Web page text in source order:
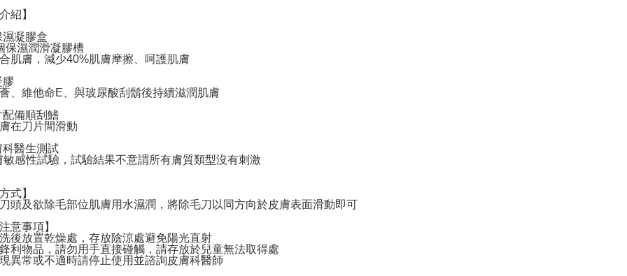
紹】
濕凝膠盒
保濕潤滑凝膠槽
肌膚，減少40%肌膚摩擦、呵護肌膚
膠
、維他命E、與玻尿酸刮鬍後持續滋潤肌膚
配備順刮鰭
在刀片間滑動
科醫生測試
敏感性試驗，試驗結果不意謂所有膚質類型沒有刺激
式】
頭及欲除毛部位肌膚用水濕潤，將除毛刀以同方向於皮膚表面滑動即可
意事項】
後放置乾燥處，存放陰涼處避免陽光直射
利物品，請勿用手直接碰觸，請存放於兒童無法取得處
異常或不適時請停止使用並諮詢皮膚科醫師